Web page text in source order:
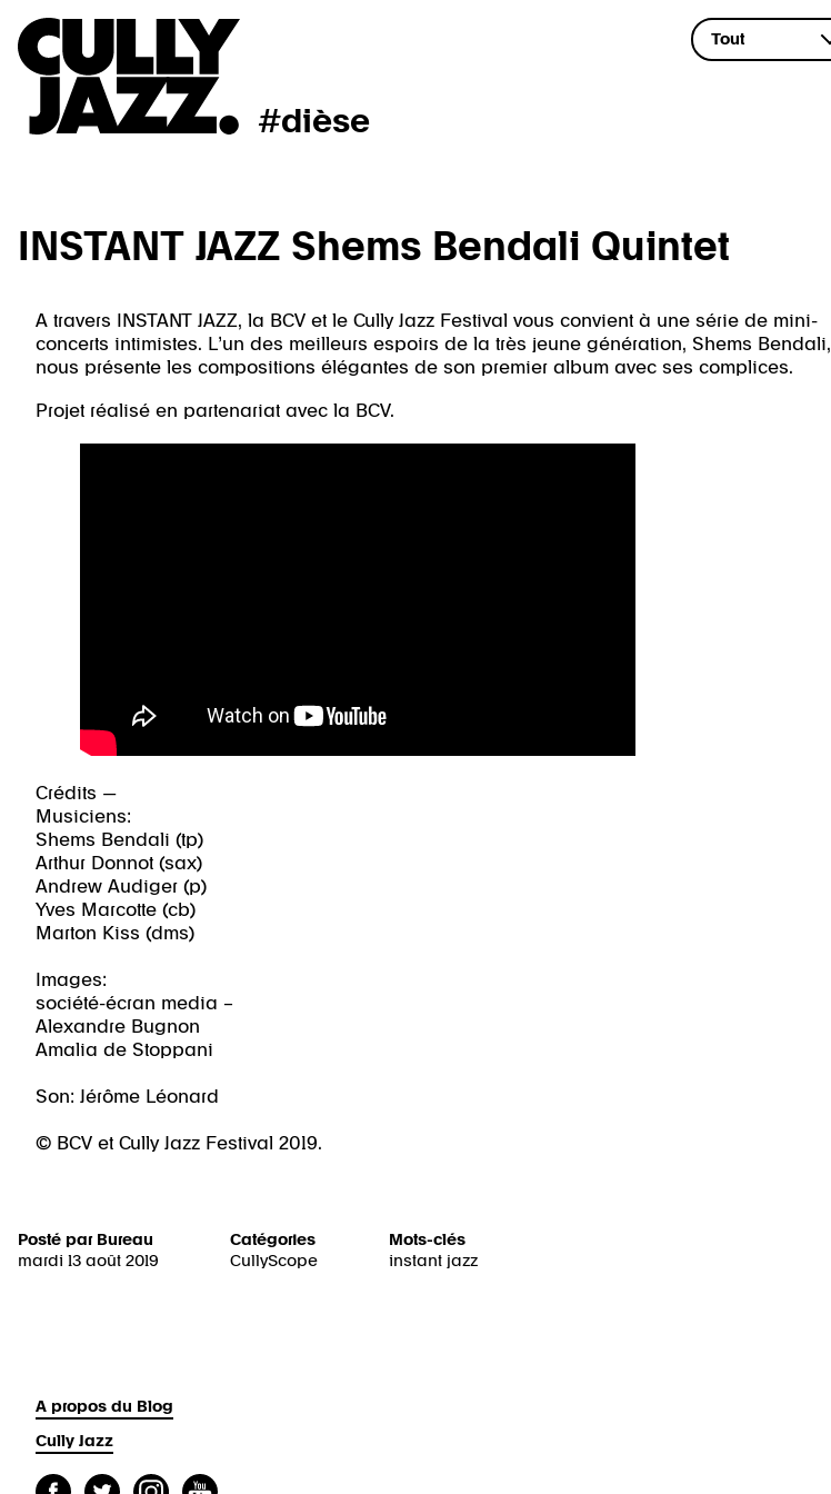
#dièse
INSTANT JAZZ Shems Bendali Quintet
A travers INSTANT JAZZ, la BCV et le Cully Jazz Festival vous convient à une série de mini-
concerts intimistes. L’un des meilleurs espoirs de la très jeune génération, Shems Bendali,
nous présente les compositions élégantes de son premier album avec ses complices.
Projet réalisé en partenariat avec la BCV.
Crédits —
Musiciens:
Shems Bendali (tp)
Arthur Donnot (sax)
Andrew Audiger (p)
Yves Marcotte (cb)
Marton Kiss (dms)
Images:
société-écran media –
Alexandre Bugnon
Amalia de Stoppani
Son: Jérôme Léonard
© BCV et Cully Jazz Festival 2019.
Posté par Bureau
mardi 13 août 2019
Catégories
CullyScope
Mots-clés
instant jazz
A propos du Blog
Cully Jazz